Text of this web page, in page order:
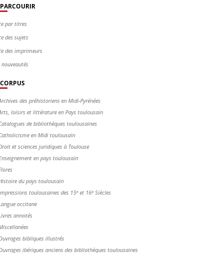
PARCOURIR
par titres
des sujets
des imprimeurs
nouveautés
CORPUS
des préhistoriens en Midi-Pyrénées
loisirs et littérature en Pays toulousain
de bibliothèques toulousaines
en Midi toulousain
et sciences juridiques à Toulouse
en pays toulousain
du pays toulousain
toulousaines des 15ᵉ et 16ᵉ Siècles
occitane
annotés
bibliques illustrés
ibériques anciens des bibliothèques toulousaines